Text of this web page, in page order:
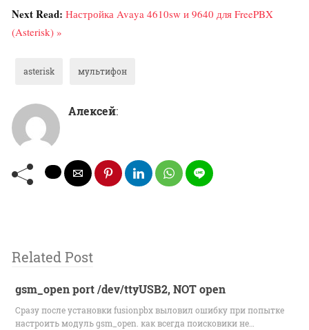
Next Read: Настройка Avaya 4610sw и 9640 для FreePBX
(Asterisk) »
asterisk мультифон
Алексей:
Related Post
gsm_open port /dev/ttyUSB2, NOT open
Сразу после установки fusionpbx выловил ошибку при попытке
настроить модуль gsm_open. как всегда поисковики не…